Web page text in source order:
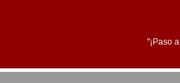
"¡Paso